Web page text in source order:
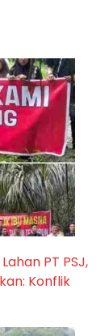
PT PSJ,
Konflik